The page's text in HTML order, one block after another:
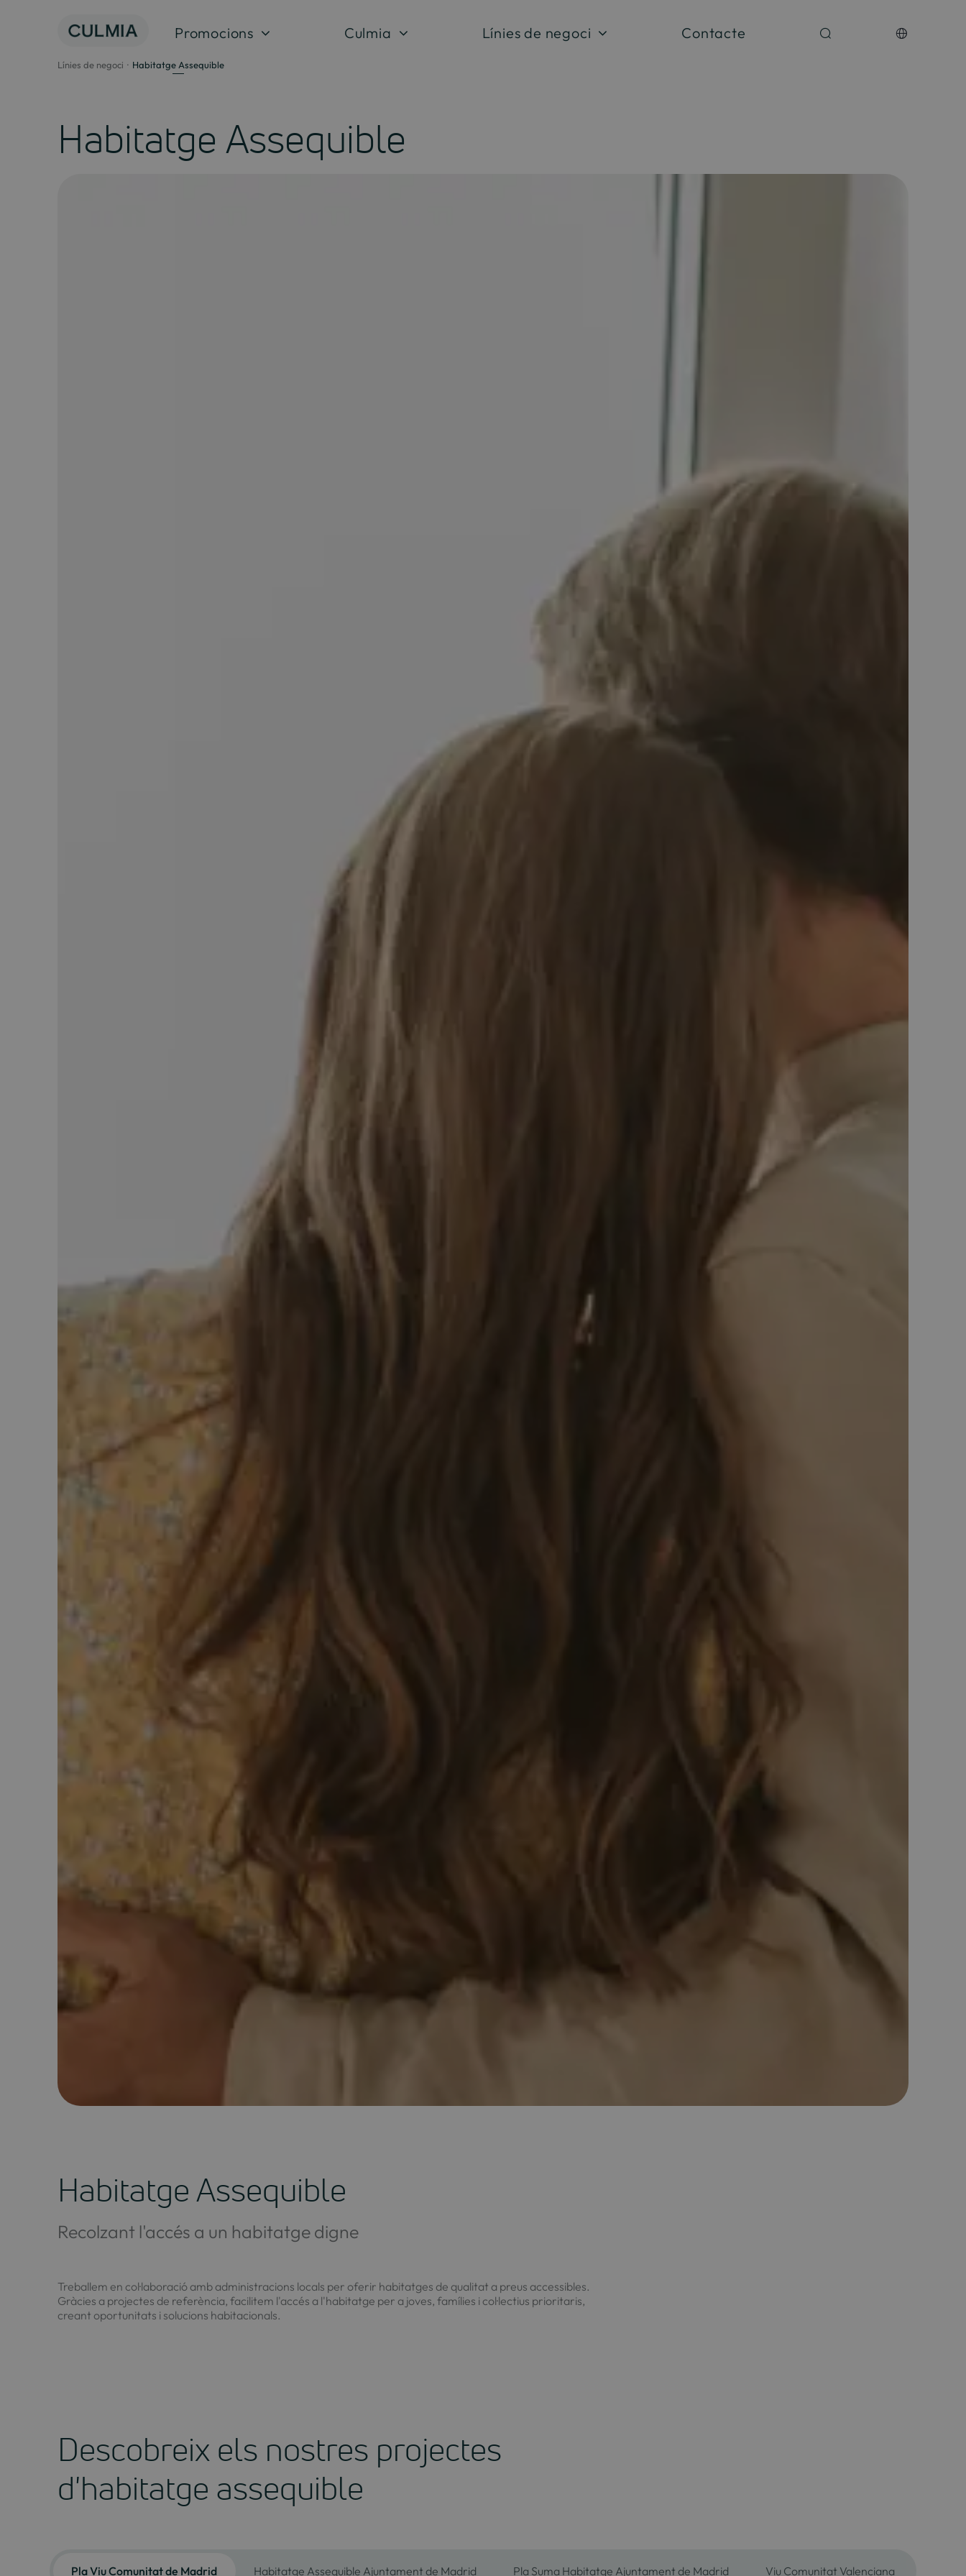
Promocions Culmia Línies de negoci Contacte
Línies de negoci Habitatge Assequible
Habitatge Assequible
Habitatge Assequible
Recolzant l'accés a un habitatge digne
Treballem en col·laboració amb administracions locals per oferir habitatges de qualitat a preus accessibles.
Gràcies a projectes de referència, facilitem l'accés a l'habitatge per a joves, famílies i col·lectius prioritaris,
creant oportunitats i solucions habitacionals.
Descobreix els nostres projectes
d'habitatge assequible
Pla Viu Comunitat de Madrid Habitatge Assequible Ajuntament de Madrid Pla Suma Habitatge Ajuntament de Madrid Viu Comunitat Valenciana